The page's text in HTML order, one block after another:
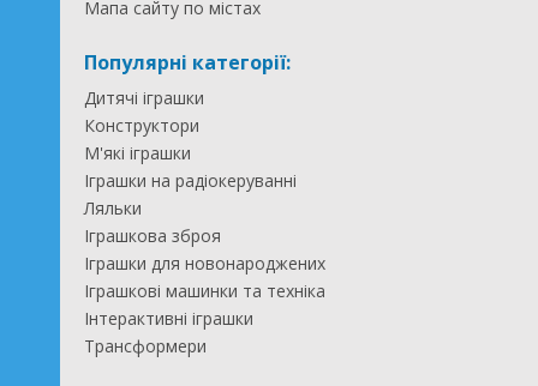
Мапа сайту по містах
Популярні категорії:
Дитячі іграшки
Конструктори
М'які іграшки
Іграшки на радіокеруванні
Ляльки
Іграшкова зброя
Іграшки для новонароджених
Іграшкові машинки та техніка
Інтерактивні іграшки
Трансформери